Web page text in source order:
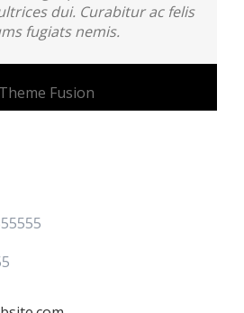
dui. Curabitur ac felis
fugiats nemis.
Theme Fusion